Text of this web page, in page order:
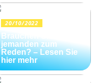
20/10/2022
Brauchen Sie
jemanden zum
Reden? – Lesen Sie
hier mehr